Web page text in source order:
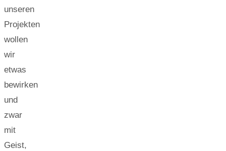
unseren
Projekten
wollen
wir
etwas
bewirken
und
zwar
mit
Geist,